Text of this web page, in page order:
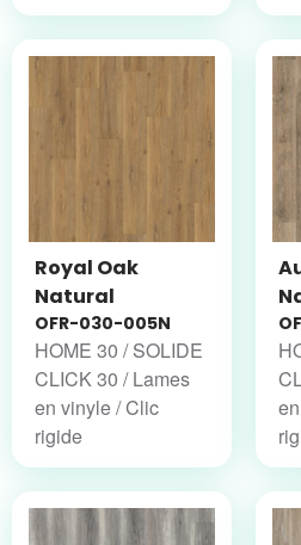
Royal Oak
Natural
OFR-030-005N
HOME 30 / SOLIDE
CLICK 30 / Lames
en vinyle / Clic
rigide